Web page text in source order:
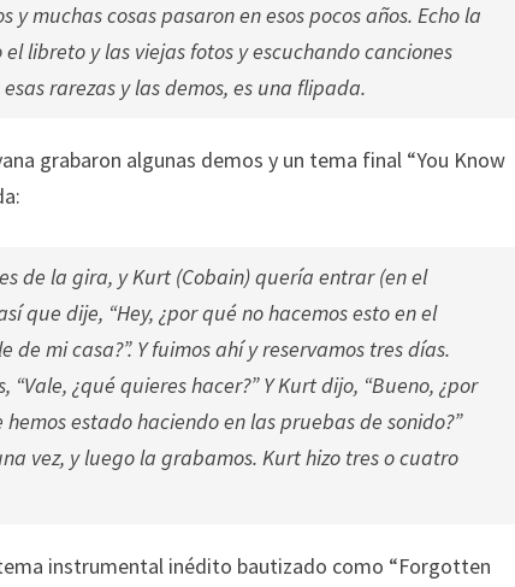
y muchas cosas pasaron en esos pocos años. Echo la
libreto y las viejas fotos y escuchando canciones
rarezas y las demos, es una flipada.
grabaron algunas demos y un tema final “You Know
de la gira, y Kurt (Cobain) quería entrar (en el
que dije, “Hey, ¿por qué no hacemos esto en el
mi casa?”. Y fuimos ahí y reservamos tres días.
¿qué quieres hacer?” Y Kurt dijo, “Bueno, ¿por
estado haciendo en las pruebas de sonido?”
vez, y luego la grabamos. Kurt hizo tres o cuatro
instrumental inédito bautizado como “Forgotten